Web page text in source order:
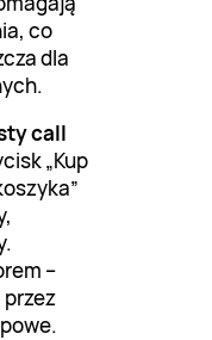
co
dla
call
„Kup
–
przez